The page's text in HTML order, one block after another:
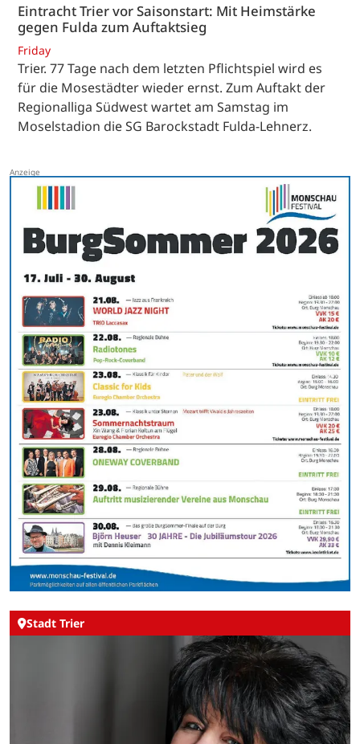
Eintracht Trier vor Saisonstart: Mit Heimstärke
gegen Fulda zum Auftaktsieg
Friday
Trier. 77 Tage nach dem letzten Pflichtspiel wird es
für die Mosestädter wieder ernst. Zum Auftakt der
Regionalliga Südwest wartet am Samstag im
Moselstadion die SG Barockstadt Fulda-Lehnerz.
Stadt Trier